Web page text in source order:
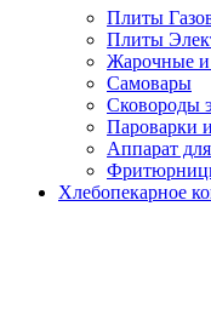
Плиты
Плиты
Жарочные
Самовары
Сковороды
Пароварки
Аппарат
Хлебопекарное